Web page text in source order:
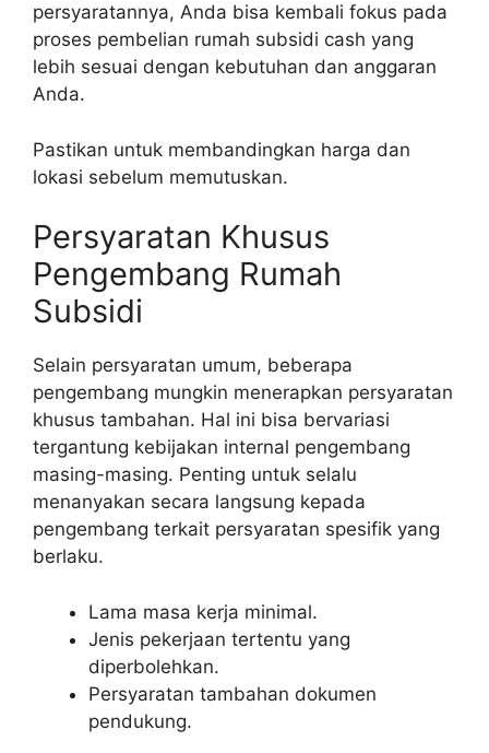
persyaratannya, Anda bisa kembali fokus pada
proses pembelian rumah subsidi cash yang
lebih sesuai dengan kebutuhan dan anggaran
Anda.
Pastikan untuk membandingkan harga dan
lokasi sebelum memutuskan.
Persyaratan Khusus
Pengembang Rumah
Subsidi
Selain persyaratan umum, beberapa
pengembang mungkin menerapkan persyaratan
khusus tambahan. Hal ini bisa bervariasi
tergantung kebijakan internal pengembang
masing-masing. Penting untuk selalu
menanyakan secara langsung kepada
pengembang terkait persyaratan spesifik yang
berlaku.
Lama masa kerja minimal.
Jenis pekerjaan tertentu yang
diperbolehkan.
Persyaratan tambahan dokumen
pendukung.